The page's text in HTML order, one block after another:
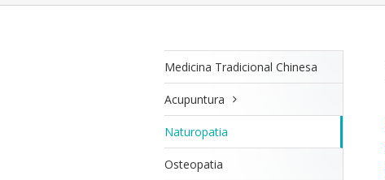
Medicina Tradicional Chinesa
Acupuntura
Naturopatia
Osteopatia